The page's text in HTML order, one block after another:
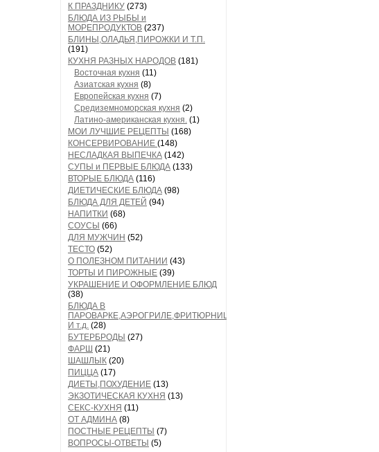
К ПРАЗДНИКУ (273)
БЛЮДА ИЗ РЫБЫ и
МОРЕПРОДУКТОВ (237)
БЛИНЫ,ОЛАДЬЯ,ПИРОЖКИ И Т.П.
(191)
КУХНЯ РАЗНЫХ НАРОДОВ (181)
Восточная кухня (11)
Азиатская кухня (8)
Европейская кухня (7)
Средиземноморская кухня (2)
Латино-американская кухня. (1)
МОИ ЛУЧШИЕ РЕЦЕПТЫ (168)
КОНСЕРВИРОВАНИЕ (148)
НЕСЛАДКАЯ ВЫПЕЧКА (142)
СУПЫ и ПЕРВЫЕ БЛЮДА (133)
ВТОРЫЕ БЛЮДА (116)
ДИЕТИЧЕСКИЕ БЛЮДА (98)
БЛЮДА ДЛЯ ДЕТЕЙ (94)
НАПИТКИ (68)
СОУСЫ (66)
ДЛЯ МУЖЧИН (52)
ТЕСТО (52)
О ПОЛЕЗНОМ ПИТАНИИ (43)
ТОРТЫ И ПИРОЖНЫЕ (39)
УКРАШЕНИЕ И ОФОРМЛЕНИЕ БЛЮД
(38)
БЛЮДА В
ПАРОВАРКЕ,АЭРОГРИЛЕ,ФРИТЮРНИЦЕ
И т.д. (28)
БУТЕРБРОДЫ (27)
ФАРШ (21)
ШАШЛЫК (20)
ПИЦЦА (17)
ДИЕТЫ,ПОХУДЕНИЕ (13)
ЭКЗОТИЧЕСКАЯ КУХНЯ (13)
СЕКС-КУХНЯ (11)
ОТ АДМИНА (8)
ПОСТНЫЕ РЕЦЕПТЫ (7)
ВОПРОСЫ-ОТВЕТЫ (5)